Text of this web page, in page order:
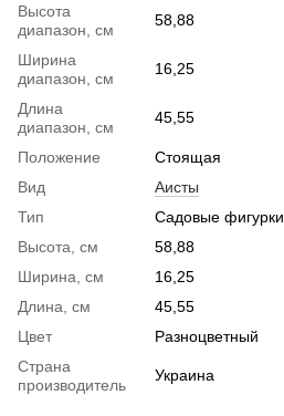
Высота
диапазон, см
58,88
Ширина
диапазон, см
16,25
Длина
диапазон, см
45,55
Положение
Стоящая
Вид
Аисты
Тип
Садовые фигурки
Высота, см
58,88
Ширина, см
16,25
Длина, см
45,55
Цвет
Разноцветный
Страна
производитель
Украина